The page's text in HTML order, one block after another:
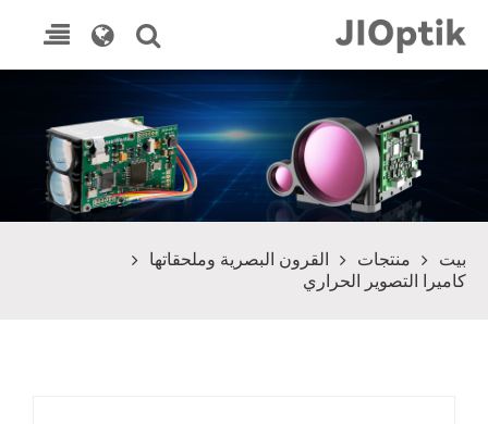
بيت منتجات
القرون البصرية وملحقاتها
كاميرا التصوير الحراري